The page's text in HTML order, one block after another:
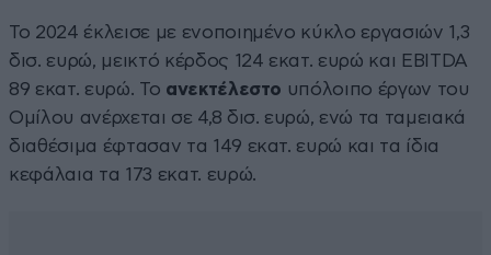
Το 2024 έκλεισε με ενοποιημένο κύκλο εργασιών 1,3
δισ. ευρώ, μεικτό κέρδος 124 εκατ. ευρώ και EBITDA
89 εκατ. ευρώ. Το ανεκτέλεστο υπόλοιπο έργων του
Ομίλου ανέρχεται σε 4,8 δισ. ευρώ, ενώ τα ταμειακά
διαθέσιμα έφτασαν τα 149 εκατ. ευρώ και τα ίδια
κεφάλαια τα 173 εκατ. ευρώ.